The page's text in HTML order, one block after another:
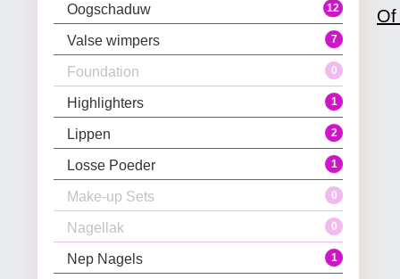
Oogschaduw 12
Valse wimpers 7
Foundation 0
Highlighters 1
Lippen 2
Losse Poeder 1
Make-up Sets 0
Nagellak 0
Nep Nagels 1
Of